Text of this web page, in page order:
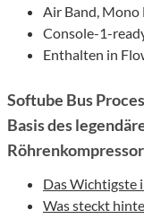
Air Band, Mono
Console-1-
Enthalten in
Softube Bus
Basis des
Das Wichtigste
Was steckt